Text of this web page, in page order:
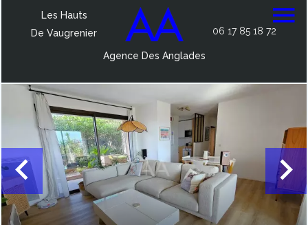
Les Hauts
De Vaugrenier
Agence Des Anglades
06 17 85 18 72